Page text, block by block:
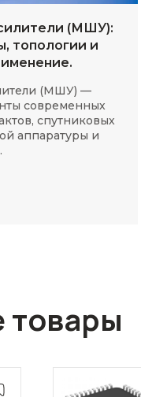
(МШУ):
топологии и
(МШУ) —
современных
спутниковых
аппаратуры и
товары